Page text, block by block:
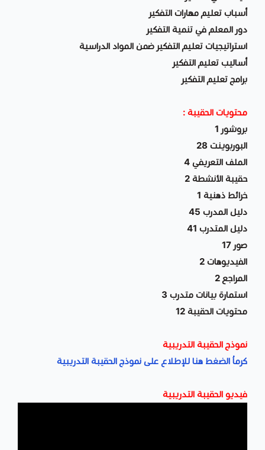
أسباب تعليم مهارات التفكير
دور المعلم في تنمية التفكير
استراتيجيات تعليم التفكير ضمن المواد الدراسية
أساليب تعليم التفكير
برامج تعليم التفكير
محتويات الحقيبة :
بروشور 1
البوربوينت 28
الملف التعريفي 4
حقيبة الأنشطة 2
خرائط ذهنية 1
دليل المدرب 45
دليل المتدرب 41
صور 17
الفيديوهات 2
المراجع 2
استمارة بيانات متدرب 3
محتويات الحقيبة 12
نموذج الحقيبة التدريبية
كرماُ الضغط هنا للإطلاع على نموذج الحقيبة التدريبية
فيديو الحقيبة التدريبية